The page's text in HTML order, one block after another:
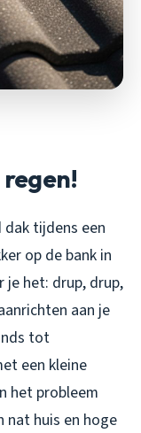
dak tijdens een
op de bank in
je het: drup, drup,
aan je
tot
een kleine
het probleem
nat huis en hoge